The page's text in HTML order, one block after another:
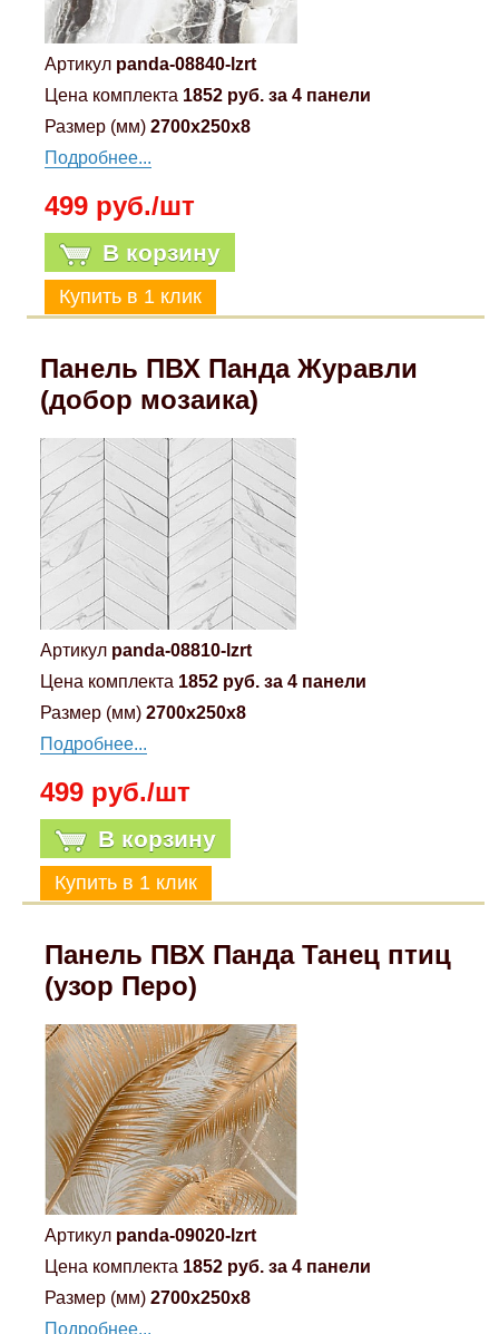
Артикул panda-08840-lzrt
Цена комплекта 1852 руб. за 4 панели
Размер (мм) 2700x250x8
Подробнее...
499 руб./шт
В корзину
Панель ПВХ Панда Журавли
(добор мозаика)
Артикул panda-08810-lzrt
Цена комплекта 1852 руб. за 4 панели
Размер (мм) 2700x250x8
Подробнее...
499 руб./шт
В корзину
Панель ПВХ Панда Танец птиц
(узор Перо)
Артикул panda-09020-lzrt
Цена комплекта 1852 руб. за 4 панели
Размер (мм) 2700x250x8
Подробнее...
Volkswagen
УАЗ
Дополнительные товары